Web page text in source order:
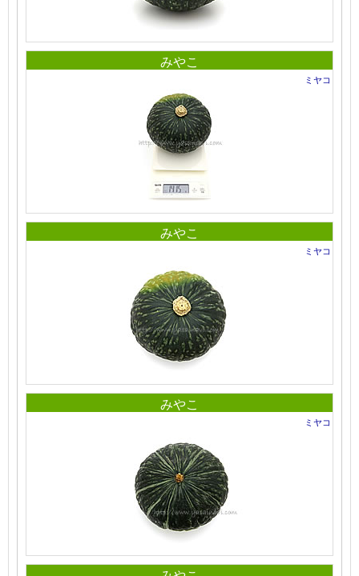
みやこ
ミヤコ
みやこ
ミヤコ
みやこ
ミヤコ